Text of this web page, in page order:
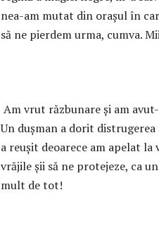
nea-am mutat din orașul în
să ne pierdem urma, cumva.
Am vrut răzbunare și am
Un dușman a dorit
a reușit deoarece am apelat
vrăjile șii să ne protejeze, ca
mult de tot!